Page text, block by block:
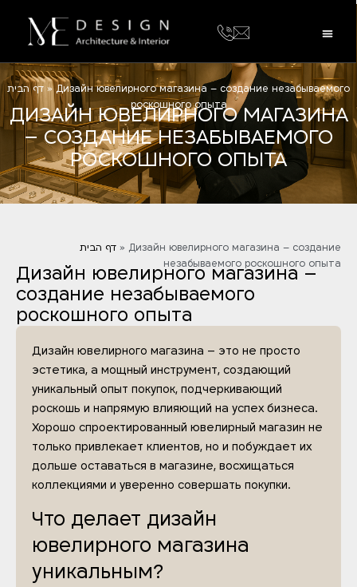
דף הבית »Дизайн ювелирного магазина – создание незабываемого
роскошного опыта
ДИЗАЙН ЮВЕЛИРНОГО МАГАЗИНА
– СОЗДАНИЕ НЕЗАБЫВАЕМОГО
РОСКОШНОГО ОПЫТА
דף הבית » Дизайн ювелирного магазина – создание
незабываемого роскошного опыта
Дизайн ювелирного магазина –
создание незабываемого
роскошного опыта
Дизайн ювелирного магазина – это не просто
эстетика, а мощный инструмент, создающий
уникальный опыт покупок, подчеркивающий
роскошь и напрямую влияющий на успех бизнеса.
Хорошо спроектированный ювелирный магазин не
только привлекает клиентов, но и побуждает их
дольше оставаться в магазине, восхищаться
коллекциями и уверенно совершать покупки.
Что делает дизайн
ювелирного магазина
уникальным?